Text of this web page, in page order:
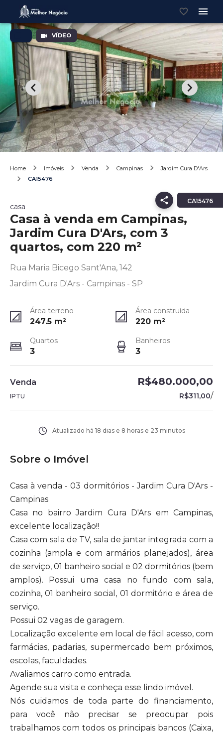
VÍDEO
Home Imóveis Venda Campinas
Jardim Cura D'Ars
CA15476
CA15476
casa
Casa à venda em Campinas,
Jardim Cura D'Ars, com 3
quartos, com 220 m²
Rua Maria Bicego Sant'Ana, 142
Jardim Cura D'Ars - Campinas - SP
Área terreno
247.5 m²
Área construída
220 m²
Quartos
3
Banheiros
3
Venda R$480.000,00
IPTU R$311,00/
Atualizado há 18 dias e 8 horas e 23 minutos
Sobre o Imóvel
Casa à venda - 03 dormitórios - Jardim Cura D'Ars -
Campinas
Casa no bairro Jardim Cura D'Ars em Campinas,
excelente localização!!
Casa com sala de TV, sala de jantar integrada com a
cozinha (ampla e com armários planejados), área
de serviço, 01 banheiro social e 02 dormitórios (bem
amplos). Possui uma casa no fundo com sala,
cozinha, 01 banheiro social, 01 dormitório e área de
serviço.
Possui 02 vagas de garagem.
Localização excelente em local de fácil acesso, com
farmácias, padarias, supermercado bem próximos,
escolas, faculdades.
Avaliamos carro como entrada.
Agende sua visita e conheça esse lindo imóvel.
Nós cuidamos de toda parte do financiamento,
para você não precisar se preocupar pois
trabalhamos com todos os principais bancos (Caixa,